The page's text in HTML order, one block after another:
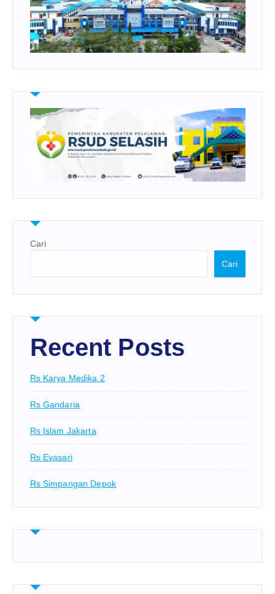
Cari
Cari
Recent Posts
Rs Karya Medika 2
Rs Gandaria
Rs Islam Jakarta
Rs Evasari
Rs Simpangan Depok